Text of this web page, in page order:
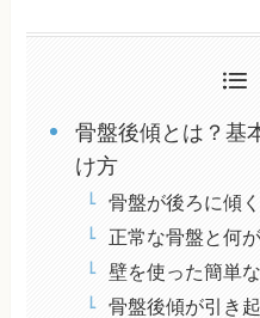
骨盤後傾とは？基
け方
骨盤が後ろに傾
正常な骨盤と何
壁を使った簡単
骨盤後傾が引き